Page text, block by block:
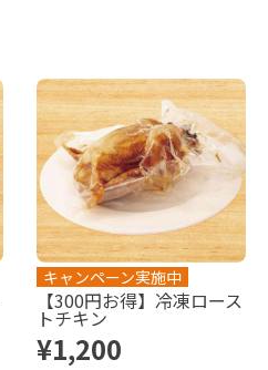
キャンペーン実施中
【300円お得】冷凍ロース
トチキン
¥1,200